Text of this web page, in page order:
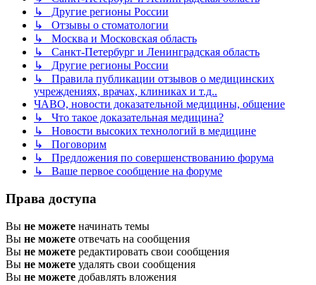
↳ Другие регионы России
↳ Отзывы о стоматологии
↳ Москва и Московская область
↳ Санкт-Петербург и Ленинградская область
↳ Другие регионы России
↳ Правила публикации отзывов о медицинских
учреждениях, врачах, клиниках и т.д..
ЧАВО, новости доказательной медицины, общение
↳ Что такое доказательная медицина?
↳ Новости высоких технологий в медицине
↳ Поговорим
↳ Предложения по совершенствованию форума
↳ Ваше первое сообщение на форуме
Права доступа
Вы не можете начинать темы
Вы не можете отвечать на сообщения
Вы не можете редактировать свои сообщения
Вы не можете удалять свои сообщения
Вы не можете добавлять вложения